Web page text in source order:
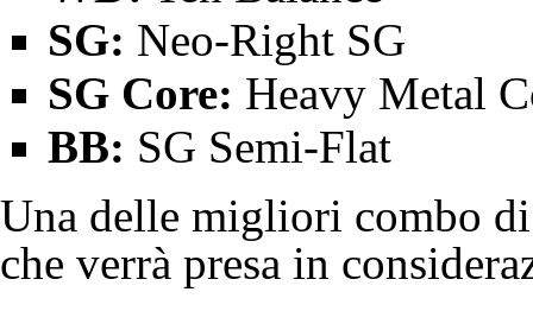
SG: Neo-Right SG
SG Core: Heavy Metal
BB: SG Semi-Flat
Una delle migliori combo
che verrà presa in